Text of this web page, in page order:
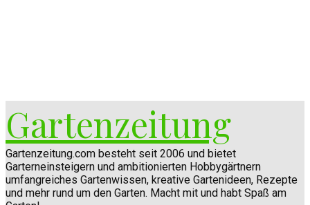
Gartenzeitung
Gartenzeitung.com besteht seit 2006 und bietet
Garterneinsteigern und ambitionierten Hobbygärtnern
umfangreiches Gartenwissen, kreative Gartenideen, Rezepte
und mehr rund um den Garten. Macht mit und habt Spaß am